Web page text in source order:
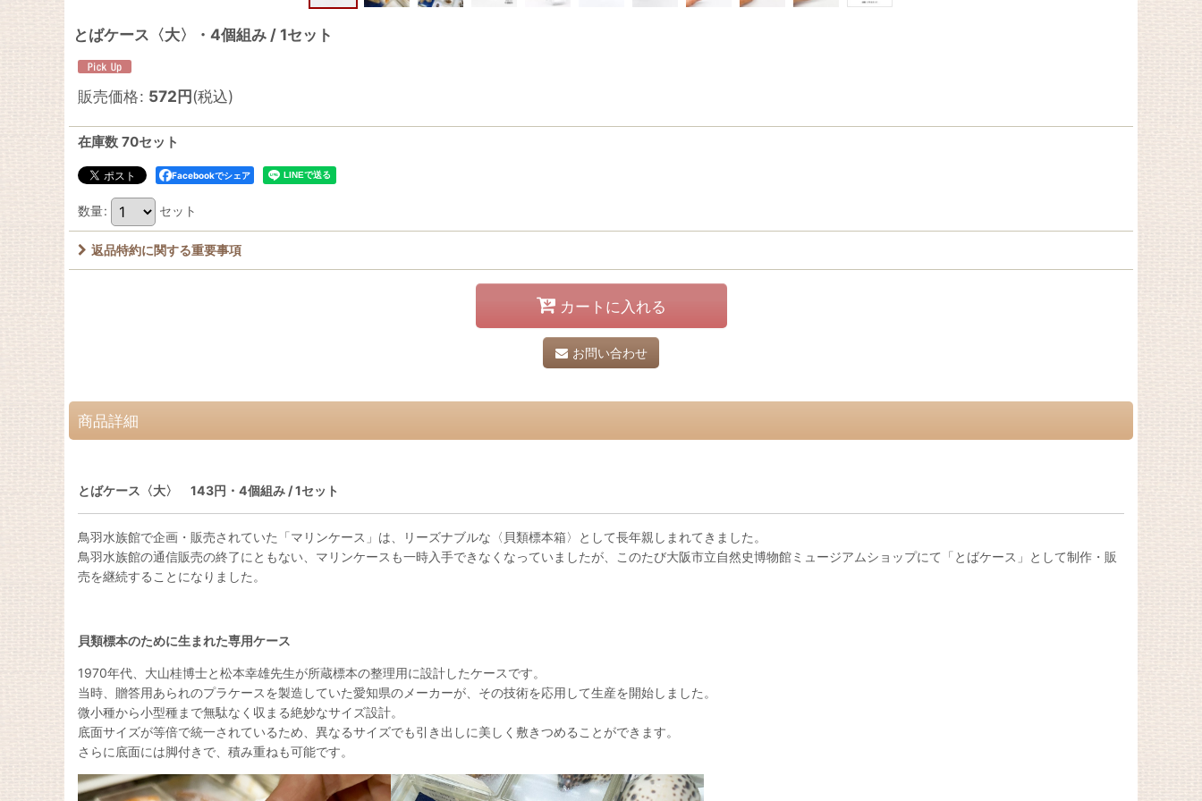
とばケース〈大〉・4個組み / 1セット
販売価格: 572円(税込)
在庫数 70セット
Facebookでシェア
数量: セット
返品特約に関する重要事項
カートに入れる
お問い合わせ
商品詳細
とばケース〈大〉 143円・4個組み / 1セット
鳥羽水族館で企画・販売されていた「マリンケース」は、リーズナブルな〈貝類標本箱〉として長年親しまれてきました。
鳥羽水族館の通信販売の終了にともない、マリンケースも一時入手できなくなっていましたが、このたび大阪市立自然史博物館ミュージアムショップにて「とばケース」として制作・販
売を継続することになりました。
貝類標本のために生まれた専用ケース
1970年代、大山桂博士と松本幸雄先生が所蔵標本の整理用に設計したケースです。
当時、贈答用あられのプラケースを製造していた愛知県のメーカーが、その技術を応用して生産を開始しました。
微小種から小型種まで無駄なく収まる絶妙なサイズ設計。
底面サイズが等倍で統一されているため、異なるサイズでも引き出しに美しく敷きつめることができます。
さらに底面には脚付きで、積み重ねも可能です。